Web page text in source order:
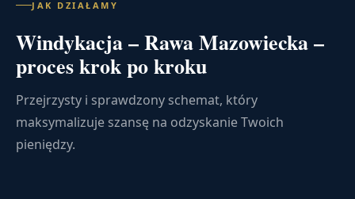
JAK DZIAŁAMY
Windykacja – Rawa Mazowiecka –
proces krok po kroku
Przejrzysty i sprawdzony schemat, który
maksymalizuje szansę na odzyskanie Twoich
pieniędzy.